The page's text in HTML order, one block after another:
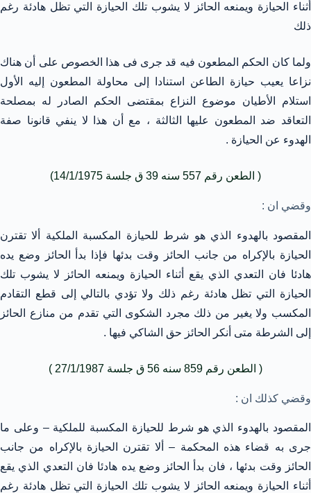
أثناء الحيازة ويمنعه الحائز لا يشوب تلك الحيازة التي تظل هادئة رغم
ذلك
ولما كان الحكم المطعون فيه قد جرى فى هذا الخصوص على أن هناك
نزاعا يعيب حيازة الطاعن استنادا إلى محاولة المطعون إليه الأول
استلام الأطيان موضوع النزاع بمقتضى الحكم الصادر له بمصلحة
التعاقد ضد المطعون عليها الثالثة ، مع أن هذا لا ينفي قانونا صفة
الهدوء عن الحيازة .
( الطعن رقم 557 سنه 39 ق جلسة 14/1/1975)
وقضي ان :
المقصود بالهدوء الذي هو شرط للحيازة المكسبة الملكية ألا تقترن
الحيازة بالإكراه من جانب الحائز وقت بدئها فإذا بدأ الحائز وضع يده
هادئا فان التعدي الذي يقع أثناء الحيازة ويمنعه الحائز لا يشوب تلك
الحيازة التي تظل هادئة رغم ذلك ولا تؤدي بالتالي إلى قطع التقادم
المكسب ولا يغير من ذلك مجرد الشكوى التي تقدم من منازع الحائز
إلى الشرطة متى أنكر الحائز حق الشاكي فيها .
( الطعن رقم 859 سنه 56 ق جلسة 27/1/1987 )
وقضي كذلك ان :
المقصود بالهدوء الذي هو شرط للحيازة المكسبة للملكية – وعلى ما
جرى به قضاء هذه المحكمة – ألا تقترن الحيازة بالإكراه من جانب
الحائز وقت بدئها ، فان بدأ الحائز وضع يده هادئا فان التعدي الذي يقع
أثناء الحيازة ويمنعه الحائز لا يشوب تلك الحيازة التي تظل هادئة رغم